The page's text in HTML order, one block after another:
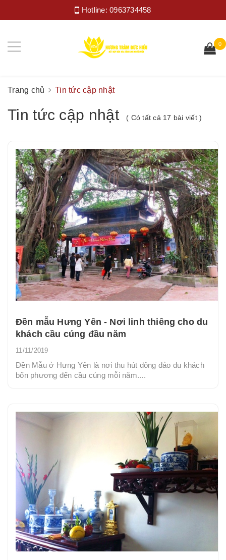
Hotline:0963734458
0
Trang chủ Tin tức cập nhật
Tin tức cập nhật ( Có tất cả 17 bài viết )
Đền mẫu Hưng Yên - Nơi linh thiêng cho du
khách cầu cúng đầu năm
11/11/2019
Đền Mẫu ở Hưng Yên là nơi thu hút đông đảo du khách
bốn phương đến cầu cúng mỗi năm....